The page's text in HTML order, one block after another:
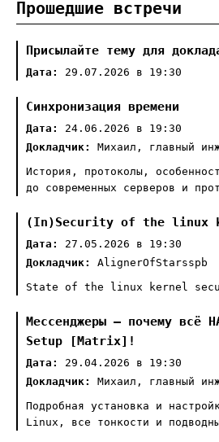
Прошедшие встречи
Присылайте тему для
Дата: 29.07.2026 в 19:30
Синхронизация времени
Дата:
24.06.2026 в 19:30
Докладчик:
Михаил, главный
История, протоколы,
до современных серверов и
(In)Security of the linux
Дата:
27.05.2026 в 19:30
Докладчик:
AlignerOfStarsspb
State of the linux kernel
Мессенджеры — почему всё
Setup [Matrix]!
Дата:
29.04.2026 в 19:30
Докладчик:
Михаил, главный
Подробная установка и
Linux, все тонкости и